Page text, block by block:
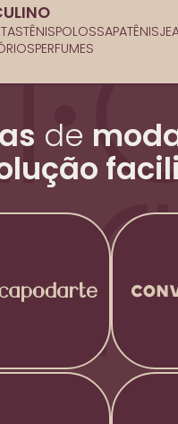
TÊNISPOLOSSAPATÊNIS
PERFUMES
de